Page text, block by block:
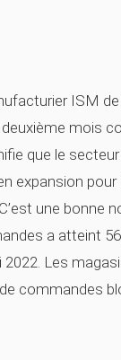
ISM
deuxième mois
que le
expansion pour
une bonne
a atteint
2022. Les
commandes